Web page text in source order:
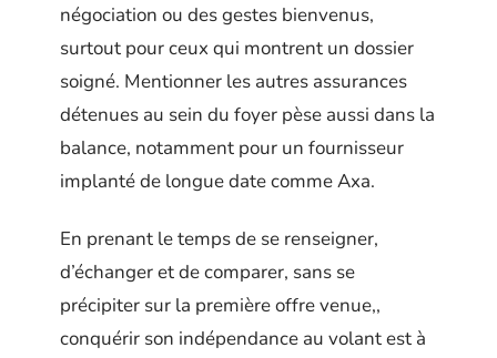
négociation ou des gestes bienvenus,
surtout pour ceux qui montrent un dossier
soigné. Mentionner les autres assurances
détenues au sein du foyer pèse aussi dans la
balance, notamment pour un fournisseur
implanté de longue date comme Axa.
En prenant le temps de se renseigner,
d’échanger et de comparer, sans se
précipiter sur la première offre venue,,
conquérir son indépendance au volant est à